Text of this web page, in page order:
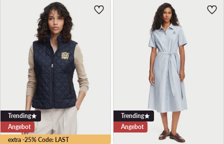
extra -25% Code: LAST
Trending
Angebot
Trending
Angebot